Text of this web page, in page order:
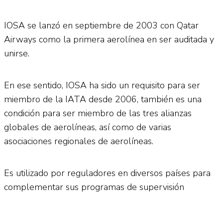
IOSA se lanzó en septiembre de 2003 con Qatar
Airways como la primera aerolínea en ser auditada y
unirse.
En ese sentido, IOSA ha sido un requisito para ser
miembro de la IATA desde 2006, también es una
condición para ser miembro de las tres alianzas
globales de aerolíneas, así como de varias
asociaciones regionales de aerolíneas.
Es utilizado por reguladores en diversos países para
complementar sus programas de supervisión